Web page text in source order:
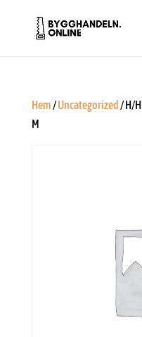
Hem/Uncategorized / H/
M